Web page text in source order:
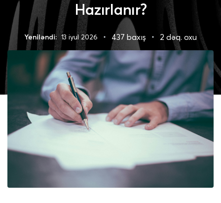
Hazırlanır?
Yeniləndi: 13 iyul 2026 437 baxış 2 dəq. oxu